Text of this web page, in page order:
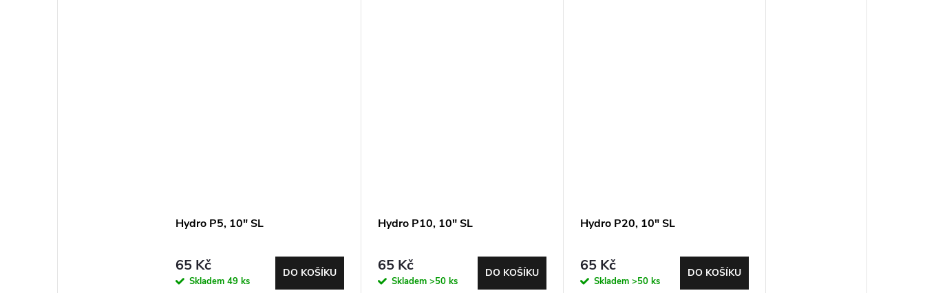
Hydro P5, 10" SL
65 Kč
Skladem 49 ks
DO KOŠÍKU
Hydro P10, 10" SL
65 Kč
Skladem >50 ks
DO KOŠÍKU
Hydro P20, 10" SL
65 Kč
Skladem >50 ks
DO KOŠÍKU